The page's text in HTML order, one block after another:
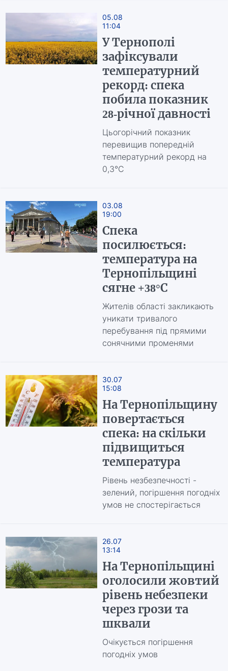
05.08
11:04
У Тернополі
зафіксували
температурний
рекорд: спека
побила показник
28-річної давності
Цьогорічний показник
перевищив попередній
температурний рекорд на
0,3°C
03.08
19:00
Спека
посилюється:
температура на
Тернопільщині
сягне +38°С
Жителів області закликають
уникати тривалого
перебування під прямими
сонячними променями
30.07
15:08
На Тернопільщину
повертається
спека: на скільки
підвищиться
температура
Рівень незбезпечності -
зелений, погіршення погодніх
умов не спостерігається
26.07
13:14
На Тернопільщині
оголосили жовтий
рівень небезпеки
через грози та
шквали
Очікується погіршення
погодніх умов